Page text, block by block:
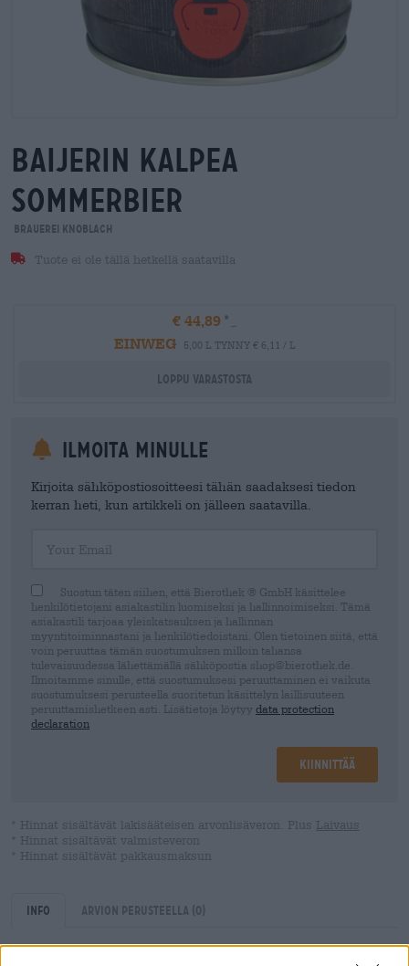
Baijerin kalpea
sommerbier
Brauerei Knoblach
Tuote ei ole tällä hetkellä saatavilla
€ 44,89
EINWEG
5,00 L TYNNY € 6,11 / L
Loppu varastosta
Ilmoita minulle
Kirjoita sähköpostiosoitteesi tähän saadaksesi tiedon
kerran heti, kun artikkeli on jälleen saatavilla.
Suostun täten siihen, että Bierothek ® GmbH käsittelee
henkilötietojani asiakastilin luomiseksi ja hallinnoimiseksi. Tämä
asiakastili tarjoaa yleiskatsauksen ja hallinnan
myyntitoiminnastani ja henkilötiedoistani. Olen tietoinen siitä, että
voin peruuttaa tämän suostumuksen milloin tahansa
tulevaisuudessa lähettämällä sähköpostia shop@bierothek.de.
Ilmoitamme sinulle, että suostumuksesi peruuttaminen ei vaikuta
suostumuksesi perusteella suoritetun käsittelyn laillisuuteen
peruuttamishetkeen asti. Lisätietoja löytyy data protection
declaration
Kiinnittää
* Hinnat sisältävät lakisääteisen arvonlisäveron. Plus Laivaus
* Hinnat sisältävät valmisteveron
* Hinnat sisältävät pakkausmaksun
Info Arvion perusteella (0)